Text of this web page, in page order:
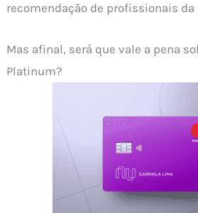
recomendação de profissionais da
Mas afinal, será que vale a pena
Platinum?